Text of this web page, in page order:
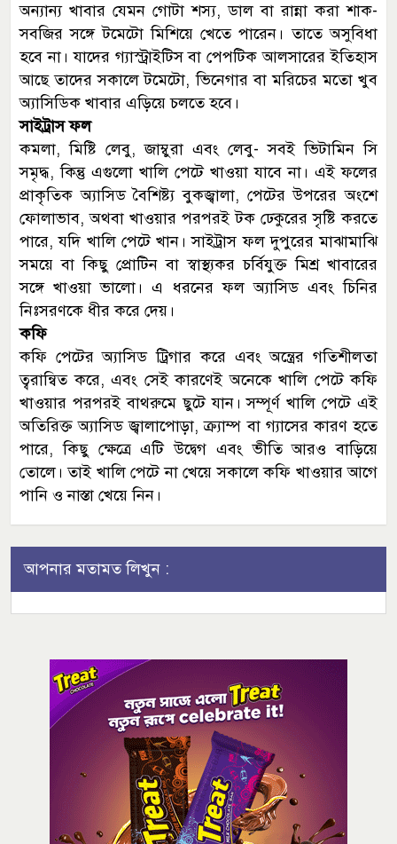
অন্যান্য খাবার যেমন গোটা শস্য, ডাল বা রান্না করা শাক-
সবজির সঙ্গে টমেটো মিশিয়ে খেতে পারেন। তাতে অসুবিধা
হবে না। যাদের গ্যাস্ট্রাইটিস বা পেপটিক আলসারের ইতিহাস
আছে তাদের সকালে টমেটো, ভিনেগার বা মরিচের মতো খুব
অ্যাসিডিক খাবার এড়িয়ে চলতে হবে।
সাইট্রাস ফল
কমলা, মিষ্টি লেবু, জাম্বুরা এবং লেবু- সবই ভিটামিন সি
সমৃদ্ধ, কিন্তু এগুলো খালি পেটে খাওয়া যাবে না। এই ফলের
প্রাকৃতিক অ্যাসিড বৈশিষ্ট্য বুকজ্বালা, পেটের উপরের অংশে
ফোলাভাব, অথবা খাওয়ার পরপরই টক ঢেকুরের সৃষ্টি করতে
পারে, যদি খালি পেটে খান। সাইট্রাস ফল দুপুরের মাঝামাঝি
সময়ে বা কিছু প্রোটিন বা স্বাস্থ্যকর চর্বিযুক্ত মিশ্র খাবারের
সঙ্গে খাওয়া ভালো। এ ধরনের ফল অ্যাসিড এবং চিনির
নিঃসরণকে ধীর করে দেয়।
কফি
কফি পেটের অ্যাসিড ট্রিগার করে এবং অন্ত্রের গতিশীলতা
ত্বরান্বিত করে, এবং সেই কারণেই অনেকে খালি পেটে কফি
খাওয়ার পরপরই বাথরুমে ছুটে যান। সম্পূর্ণ খালি পেটে এই
অতিরিক্ত অ্যাসিড জ্বালাপোড়া, ক্র্যাম্প বা গ্যাসের কারণ হতে
পারে, কিছু ক্ষেত্রে এটি উদ্বেগ এবং ভীতি আরও বাড়িয়ে
তোলে। তাই খালি পেটে না খেয়ে সকালে কফি খাওয়ার আগে
পানি ও নাস্তা খেয়ে নিন।
আপনার মতামত লিখুন :